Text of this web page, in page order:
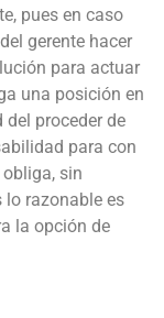
pues en caso
gerente hacer
para actuar
una posición en
proceder de
para con
sin
lo razonable es
la opción de